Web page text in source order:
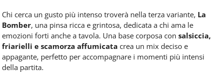
Chi cerca un gusto più intenso troverà nella terza variante, La
Bomber, una pinsa ricca e grintosa, dedicata a chi ama le
emozioni forti anche a tavola. Una base corposa con salsiccia,
friarielli e scamorza affumicata crea un mix deciso e
appagante, perfetto per accompagnare i momenti più intensi
della partita.